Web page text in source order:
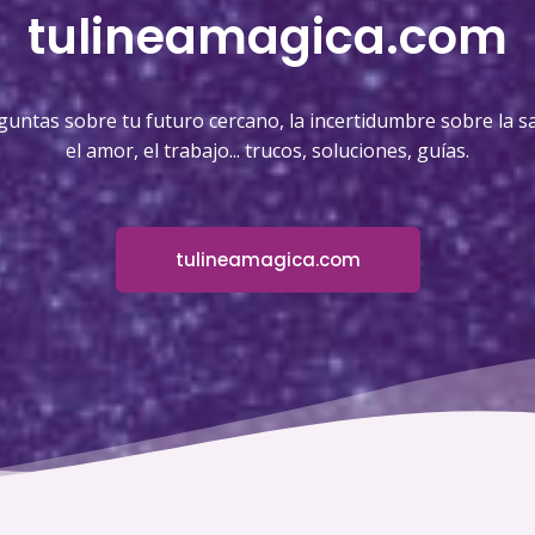
tulineamagica.com
sobre tu futuro cercano, la incertidumbre sobre la
el amor, el trabajo... trucos, soluciones, guías.
tulineamagica.com